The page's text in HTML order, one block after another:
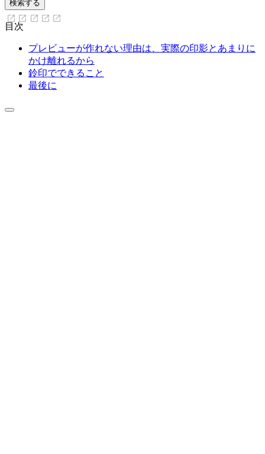
目次
プレビューが作れない理由は、実際の印影とあまりに
かけ離れるから
鈴印でできること
最後に